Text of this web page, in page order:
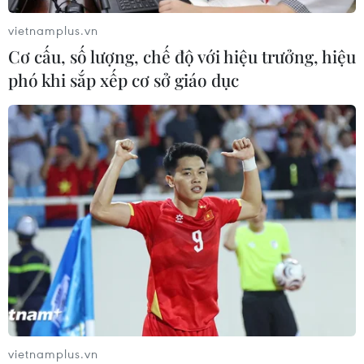
virus Hanta
22/07/2026 06:57
Sản phụ ở Australia sinh 4 bé gái
cùng trứng theo cách hoàn toàn tự
nhiên
22/07/2026 06:38
Thành phố Hồ Chí Minh: 5 người tử
vong vì bệnh dại trong 6 tháng đầu
năm
20/07/2026 05:41
Vụ ngạt khí tại trang trại heo
vietnamplus.vn
Cơ cấu, số lượng, chế độ với hiệu trưởng, hiệu
phó khi sắp xếp cơ sở giáo dục
vietnamplus.vn